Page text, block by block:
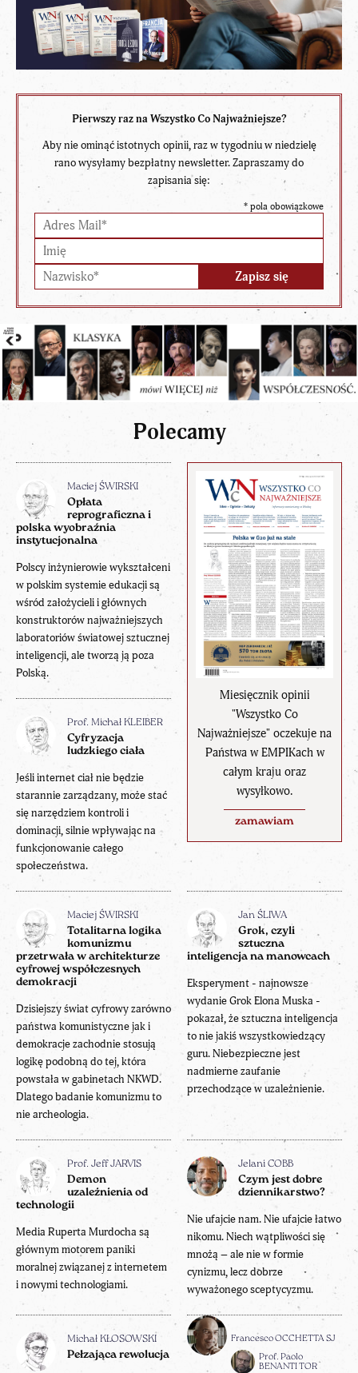
Pierwszy raz na Wszystko Co Najważniejsze?
Aby nie ominąć istotnych opinii, raz w tygodniu w niedzielę
rano wysyłamy bezpłatny newsletter. Zapraszamy do
zapisania się:
* pola obowiązkowe
Polecamy
Miesięcznik opinii
"Wszystko Co
Najważniejsze" oczekuje na
Państwa w EMPIKach w
całym kraju oraz
wysyłkowo.
zamawiam
Maciej ŚWIRSKI
Opłata
reprograficzna i
polska wyobraźnia
instytucjonalna
Polscy inżynierowie wykształceni
w polskim systemie edukacji są
wśród założycieli i głównych
konstruktorów najważniejszych
laboratoriów światowej sztucznej
inteligencji, ale tworzą ją poza
Polską.
Prof. Michał KLEIBER
Cyfryzacja
ludzkiego ciała
Jeśli internet ciał nie będzie
starannie zarządzany, może stać
się narzędziem kontroli i
dominacji, silnie wpływając na
funkcjonowanie całego
społeczeństwa.
Maciej ŚWIRSKI
Totalitarna logika
komunizmu
przetrwała w architekturze
cyfrowej współczesnych
demokracji
Dzisiejszy świat cyfrowy zarówno
państwa komunistyczne jak i
demokracje zachodnie stosują
logikę podobną do tej, która
powstała w gabinetach NKWD.
Dlatego badanie komunizmu to
nie archeologia.
Jan ŚLIWA
Grok, czyli
sztuczna
inteligencja na manowcach
Eksperyment - najnowsze
wydanie Grok Elona Muska -
pokazał, że sztuczna inteligencja
to nie jakiś wszystkowiedzący
guru. Niebezpieczne jest
nadmierne zaufanie
przechodzące w uzależnienie.
Prof. Jeff JARVIS
Demon
uzależnienia od
technologii
Media Ruperta Murdocha są
głównym motorem paniki
moralnej związanej z internetem
i nowymi technologiami.
Jelani COBB
Czym jest dobre
dziennikarstwo?
Nie ufajcie nam. Nie ufajcie łatwo
nikomu. Niech wątpliwości się
mnożą – ale nie w formie
cynizmu, lecz dobrze
wyważonego sceptycyzmu.
Michał KŁOSOWSKI
Pełzająca rewolucja
Francesco OCCHETTA SJ
Prof. Paolo
BENANTI TOR